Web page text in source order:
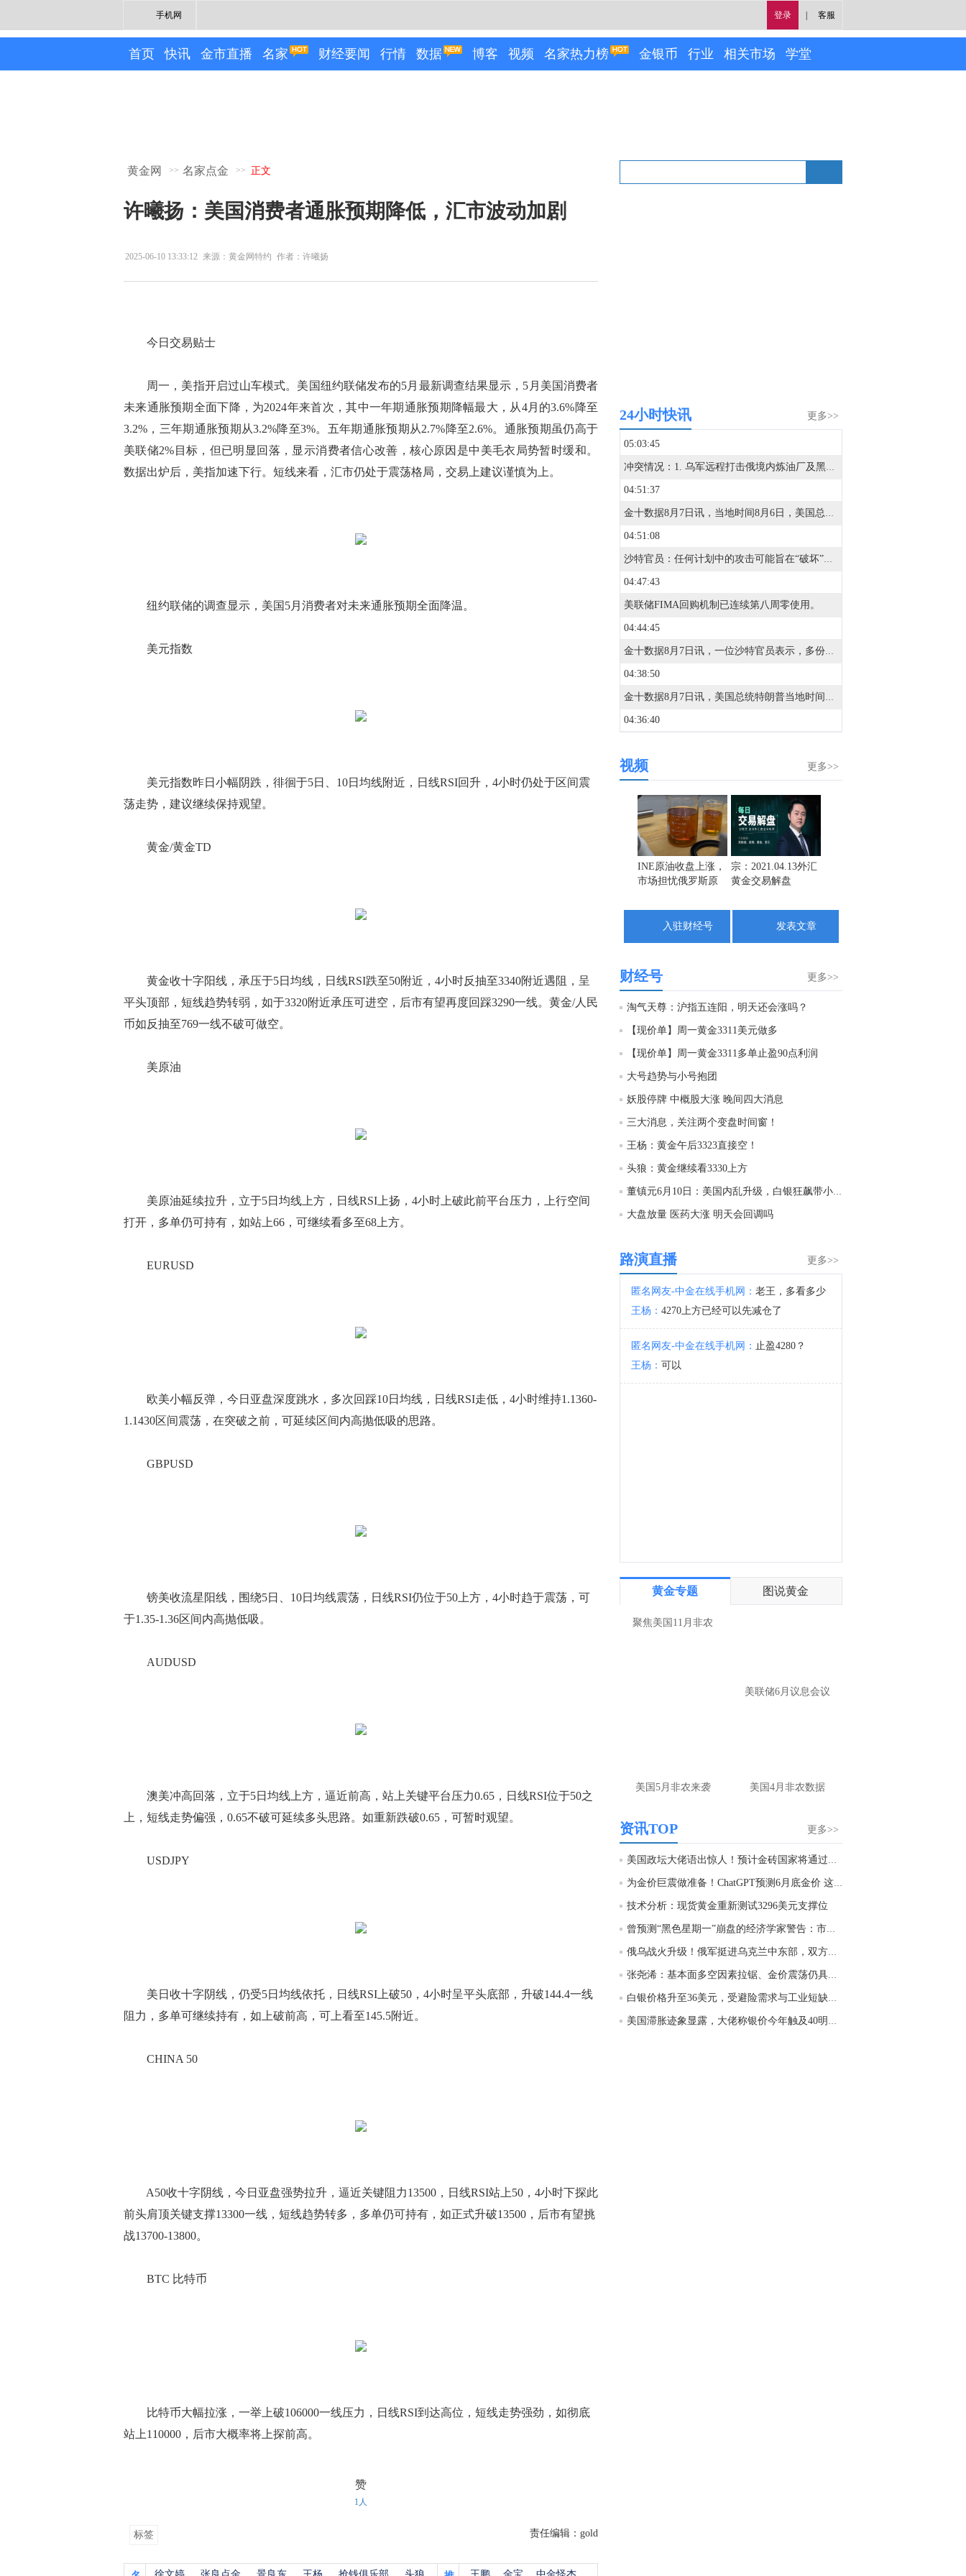
登录 客服
手机网
首页 快讯 金市直播 名家 财经要闻 行情 数据 博客 视频 名家热力榜 金银币 行业 相关市场 学堂
黄金网 >> 名家点金 >> 正文
许曦扬：美国消费者通胀预期降低，汇市波动加剧
2025-06-10 13:33:12 来源：黄金网特约 作者：许曦扬
今日交易贴士
周一，美指开启过山车模式。美国纽约联储发布的5月最新调查结果显示，5月美国消费者
未来通胀预期全面下降，为2024年来首次，其中一年期通胀预期降幅最大，从4月的3.6%降至
3.2%，三年期通胀预期从3.2%降至3%。五年期通胀预期从2.7%降至2.6%。通胀预期虽仍高于
美联储2%目标，但已明显回落，显示消费者信心改善，核心原因是中美毛衣局势暂时缓和。
数据出炉后，美指加速下行。短线来看，汇市仍处于震荡格局，交易上建议谨慎为上。
纽约联储的调查显示，美国5月消费者对未来通胀预期全面降温。
美元指数
美元指数昨日小幅阴跌，徘徊于5日、10日均线附近，日线RSI回升，4小时仍处于区间震
荡走势，建议继续保持观望。
黄金/黄金TD
黄金收十字阳线，承压于5日均线，日线RSI跌至50附近，4小时反抽至3340附近遇阻，呈
平头顶部，短线趋势转弱，如于3320附近承压可进空，后市有望再度回踩3290一线。黄金/人民
币如反抽至769一线不破可做空。
美原油
美原油延续拉升，立于5日均线上方，日线RSI上扬，4小时上破此前平台压力，上行空间
打开，多单仍可持有，如站上66，可继续看多至68上方。
EURUSD
欧美小幅反弹，今日亚盘深度跳水，多次回踩10日均线，日线RSI走低，4小时维持1.1360-
1.1430区间震荡，在突破之前，可延续区间内高抛低吸的思路。
GBPUSD
镑美收流星阳线，围绕5日、10日均线震荡，日线RSI仍位于50上方，4小时趋于震荡，可
于1.35-1.36区间内高抛低吸。
AUDUSD
澳美冲高回落，立于5日均线上方，逼近前高，站上关键平台压力0.65，日线RSI位于50之
上，短线走势偏强，0.65不破可延续多头思路。如重新跌破0.65，可暂时观望。
USDJPY
美日收十字阴线，仍受5日均线依托，日线RSI上破50，4小时呈平头底部，升破144.4一线
阻力，多单可继续持有，如上破前高，可上看至145.5附近。
CHINA 50
A50收十字阴线，今日亚盘强势拉升，逼近关键阻力13500，日线RSI站上50，4小时下探此
前头肩顶关键支撑13300一线，短线趋势转多，多单仍可持有，如正式升破13500，后市有望挑
战13700-13800。
BTC 比特币
比特币大幅拉涨，一举上破106000一线压力，日线RSI到达高位，短线走势强劲，如彻底
站上110000，后市大概率将上探前高。
赞
1人
标签 责任编辑：gold
更多>>
24小时快讯
05:03:45
冲突情况：1. 乌军远程打击俄境内炼油厂及黑海船只。2. 乌克兰总统泽连斯基：乌克兰袭击了两座俄罗斯炼油厂。3. 乌克兰敖德萨州军事行政长官基佩尔通报，一艘悬挂几内亚比绍国旗、装载乌克兰小麦的民用散货船在黑海海域遭俄军袭击。其他情况：1. 泽连斯基解除多名乌克兰驻外大使职务。2. 乌克兰外交部长在基辅与阿塞拜疆外交部长举行了会谈。3. 美国总统特朗普：（谈及乌克兰希望获得导弹）我们也需要导弹。4. 塞尔维亚总统办公室：乌克兰总统泽连斯基将于8月8日访问塞尔维亚。5. 泽连斯基召开了关于乌克兰弹道导弹发展的会议。他表示，乌克兰目前具备必要的科学基础和专业知识。因此，预计2026-2027年，乌克兰将实现预期目标。
04:51:37
金十数据8月7日讯，当地时间8月6日，美国总统特朗普在白宫签署两项行政令，重点打击商业化“生育旅游”，并进一步限制部分在美国出生儿童自动获得公民身份的范围。特朗普表示，政府将对通过酒店等机构组织赴美生子的“生育旅游”产业展开更大规模、更强力的执法行动。特朗普称，出生公民权制度长期被滥用，“生育旅游”已经发展成一门生意。他声称，每年可能有“数十万人”通过相关方式让子女取得美国公民身份，并举例称，有人曾以家庭名义携带数十名儿童参与相关安排。特朗普还表示，此前最高法院对其限制出生公民权的政策作出“不公平”裁决，因此政府正通过新的方式推进限制措施。他认为最新行政令符合宪法，并称政府将结束利用商业化“生育旅游”获取美国公民身份的做法。（央视）
04:51:08
沙特官员：任何计划中的攻击可能旨在“破坏”降级和外交努力。已披露的威胁信号可能暗示伊朗内部存在“权力斗争”，但未提供证据。
04:47:43
美联储FIMA回购机制已连续第八周零使用。
04:44:45
金十数据8月7日讯，一位沙特官员表示，多份情报报告显示，胡塞武装、伊拉克民兵与伊朗革命卫队正在协调策划针对沙特的袭击。沙特已观测到无人机和导弹正在调动，暗示可能从南北两方向发动协同攻击。潜在袭击可能针对民用和经济设施，包括能源基础设施、港口和机场。该官员称，这些报告尤其令人担忧，因此时正值沙特继续努力推动局势缓和与和平解决方案、且谈判正朝着积极方向推进之际。该官员表示，沙特将毫不犹豫采取一切必要措施回应任何侵略行为。沙特与美国在所有层面上的合作仍然非常紧密和牢固，包括与美国中央司令部在作战层面的合作。
04:38:50
金十数据8月7日讯，美国总统特朗普当地时间周四在白宫签署关于出生公民权与多晶硅关税的行政命令。谈及伊朗问题时，特朗普称：“与伊朗的战争将很快结束，我正在参与与伊朗的谈判，协议可能很快达成。我认为伊朗撑不了多久。霍尔木兹海峡尚未达成协议，但海峡目前在“某种程度上”算是开放的，目前霍尔木兹海峡由我们控制。”特朗普还提到了军火供应问题：“我们目前状态良好，我们有无限供应，但我们总是希望有更多弹药。我们在世界各地都有物资储备，如果需要，我们会主动领取。”
04:36:40
04:34:30
04:31:27
04:31:17
美国总统特朗普：（谈及乌克兰希望获得导弹）我们也需要导弹。
04:25:23
美国总统特朗普：霍尔木兹海峡尚未达成协议。
04:25:14
美国总统特朗普：与伊朗的战争将很快结束。
更多>>
视频
INE原油收盘上涨，
市场担忧俄罗斯原
宗：2021.04.13外汇
黄金交易解盘
入驻财经号 发表文章
更多>>
财经号
淘气天尊：沪指五连阳，明天还会涨吗？
【现价单】周一黄金3311美元做多
【现价单】周一黄金3311多单止盈90点利润
大号趋势与小号抱团
妖股停牌 中概股大涨 晚间四大消息
三大消息，关注两个变盘时间窗！
王杨：黄金午后3323直接空！
头狼：黄金继续看3330上方
董镇元6月10日：美国内乱升级，白银狂飙带小金
大盘放量 医药大涨 明天会回调吗
更多>>
路演直播
匿名网友-中金在线手机网： 老王，多看多少
王杨： 4270上方已经可以先减仓了
匿名网友-中金在线手机网： 止盈4280？
王杨： 可以
黄金专题 图说黄金
聚焦美国11月非农
美联储6月议息会议
美国5月非农来袭 美国4月非农数据
更多>>
资讯TOP
美国政坛大佬语出惊人！预计金砖国家将通过七月...
为金价巨震做准备！ChatGPT预测6月底金价 这些...
技术分析：现货黄金重新测试3296美元支撑位
曾预测“黑色星期一”崩盘的经济学家警告：市场...
俄乌战火升级！俄军挺进乌克兰中东部，双方互控...
张尧浠：基本面多空因素拉锯、金价震荡仍具看涨...
白银价格升至36美元，受避险需求与工业短缺支撑...
美国滞胀迹象显露，大佬称银价今年触及40明年突...